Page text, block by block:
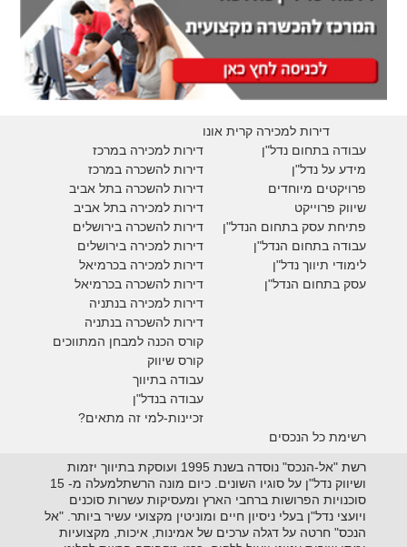
דירות למכירה קרית אונו
דירות למכירה במרכז
דירות להשכרה במרכז
דירות להשכרה בתל אביב
דירות למכירה בתל אביב
דירות להשכרה בירושלים
דירות למכירה בירושלים
דירות למכירה בכרמיאל
דירות להשכרה בכרמיאל
דירות למכירה בנתניה
דירות להשכרה בנתניה
קורס הכנה למבחן המתווכים
קורס שיווק
עבודה בתיווך
עבודה בנדל"ן
זכיינות-למי זה מתאים?
עבודה בתחום נדל"ן
מידע על נדל"ן
פרויקטים מיוחדים
שיווק פרוייקט
פתיחת עסק בתחום הנדל"ן
עבודה בתחום הנדל"ן
לימודי תיווך נדל"ן
עסק בתחום הנדל"ן
רשימת כל הנכסים
רשת "אל-הנכס" נוסדה בשנת 1995 ועוסקת בתיווך יזמות
ושיווק נדל"ן על סוגיו השונים. כיום מונה הרשתלמעלה מ- 15
סוכנויות הפרושות ברחבי הארץ ומעסיקות עשרות סוכנים
ויועצי נדל"ן בעלי ניסיון חיים ומוניטין מקצועי עשיר ביותר. "אל
הנכס" חרטה על דגלה ערכים של אמינות, איכות, מקצועיות